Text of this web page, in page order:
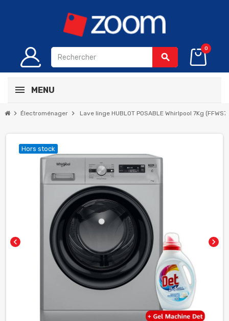
search
0
MENU
chevron_right Électroménager chevron_right Lave linge HUBLOT POSABLE Whirlpool 7Kg
chevron_left chevron_right
Hors stock